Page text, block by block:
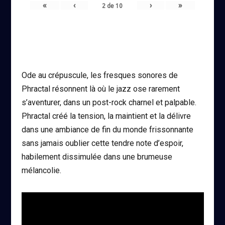
« ‹ 2 de10 › »
Ode au crépuscule, les fresques sonores de
Phractal résonnent là où le jazz ose rarement
s’aventurer, dans un post-rock charnel et palpable.
Phractal créé la tension, la maintient et la délivre
dans une ambiance de fin du monde frissonnante
sans jamais oublier cette tendre note d’espoir,
habilement dissimulée dans une brumeuse
mélancolie.